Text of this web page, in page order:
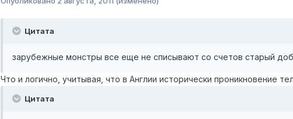
Цитата
зарубежные монстры все еще не списывают со счетов старый
Что и логично, учитывая, что в Англии исторически проникновение
Цитата